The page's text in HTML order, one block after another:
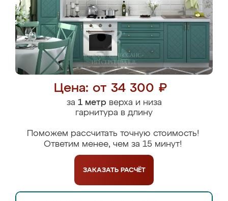
Цена: от 34 300 ₽
за 1 метрверха и низа
гарнитура в длину
Поможем рассчитать точную стоимость!
Ответим менее, чем за 15 минут!
ЗАКАЗАТЬ РАСЧЁТ